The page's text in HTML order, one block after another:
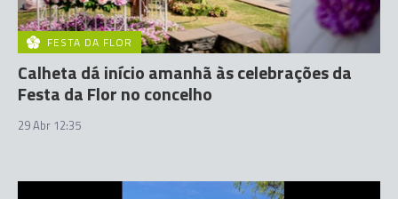
FESTA DA FLOR
Calheta dá início amanhã às celebrações da
Festa da Flor no concelho
29 Abr 12:35